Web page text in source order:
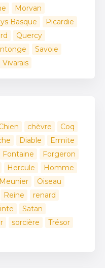
Morvan
Basque
Picardie
Quercy
Savoie
Vivarais
chèvre
Coq
Diable
Ermite
Fontaine
Forgeron
Hercule
Homme
Meunier
Oiseau
Reine
renard
Satan
sorcière
Trésor